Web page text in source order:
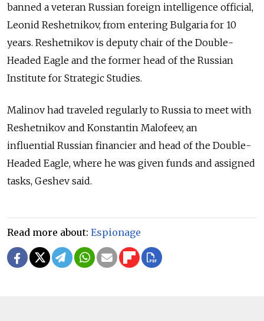
banned a veteran Russian foreign intelligence official,
Leonid Reshetnikov, from entering Bulgaria for 10
years. Reshetnikov is deputy chair of the Double-
Headed Eagle and the former head of the Russian
Institute for Strategic Studies.
Malinov had traveled regularly to Russia to meet with
Reshetnikov and Konstantin Malofeev, an
influential Russian financier and head of the Double-
Headed Eagle, where he was given funds and assigned
tasks, Geshev said.
Read more about: Espionage